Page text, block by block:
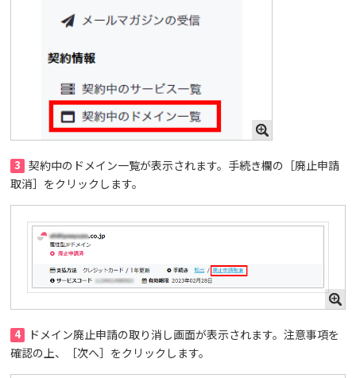
3
契約中のドメイン一覧が表示されます。手続き欄の［廃止申請
取消］をクリックします。
4
ドメイン廃止申請の取り消し画面が表示されます。注意事項を
確認の上、［次へ］をクリックします。